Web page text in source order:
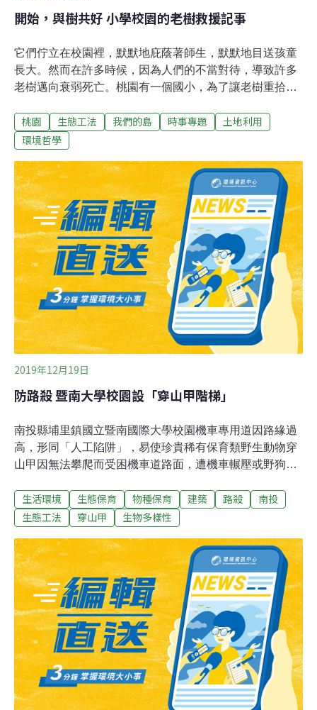
開始，與樹共好 小學校園的老樹救援記事
它們佇立在校園裡，默默地庇蔭著師生，默默地目送孩童
長大。然而在許多時候，因為人們的不當對待，導致許多
老樹邁向衰弱死亡。桃園有一個國小，為了讓老樹重拾健
年的歷史，學校最資深的員工不是校長、老師，而是百歲
的樟樹和美麗的楓香群。2012年在中興大學園藝系副教授
木健檢。健康狀況不良的老樹，很可能造成危險，內柵國
小師生與劉東啟合作，首先將樟樹的花台解構，用高壓水
柱鑽洞，讓樹的根系能夠呼吸。八年來，老師帶著學生陸
陸續續幫校園裡的老樟樹、鳳凰木等10多棵樹，做棲地改
善。但是當樟樹、鳳凰樹因為棲地改善重現生機，操場旁
的楓香群，卻依舊生長緩慢、缺乏朝氣。內柵國小教務主
任簡士寬說，楓香樹之所以長不好，是因為根系受到限
制，樹旁邊就是跑道，跑道旁的水溝，截斷了根系的生
長，而且跑道是不透水面，底下土壤缺少氧氣，不利
桃園 生態工法 我們的島 時事專題
土地利用
環境哲學
2019年12月19日
防路殺 暨南大學校園設「穿山甲階梯」
南投縣埔里鎮國立暨南國際大學校園機車專用道因路緣過
高，形同「人工陷阱」，易使珍貴稀有保育類野生動物穿
山甲因無法攀爬而受困機車道路面，遭機車輾壓或野狗追
山甲階梯」，雖然還無法印證穿山甲會使用階梯脫困，但
也見到師生盡力保護牠們的用心。暨大校園內動植物生態
的紀錄，校園部分區域應是牠們的棲地範圍，但也因為與
人的生活範圍重疊，硬體設施不當，可能危及牠們的生
存。經過幾個月的專家學者討論和現場模擬，校方在不破
壞路緣，同時兼顧用路人安全的前提下，設計了穿山甲適
用的裝置，就是在過高的路緣中間設置一道「穿山甲階
梯」。暨大通識教育中心專案助理教授劉明浩認為，雖然
現在還無法證明穿山甲會不會用這種裝置來脫逃，必須透
過日後的觀察才能進一步佐證，但至少暨大師生是很認真
看待穿山甲的保育議題，而且盡可能讓更多人關注牠們的
棲息
生活環境 生態保育 物種保育 建築 路殺
南投
生態工法
穿山甲 生物多樣性